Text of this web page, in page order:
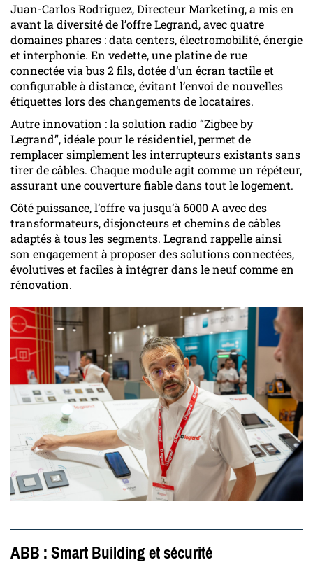
Juan-Carlos Rodriguez, Directeur Marketing, a mis en
avant la diversité de l’offre Legrand, avec quatre
domaines phares : data centers, électromobilité, énergie
et interphonie. En vedette, une platine de rue
connectée via bus 2 fils, dotée d’un écran tactile et
configurable à distance, évitant l’envoi de nouvelles
étiquettes lors des changements de locataires.
Autre innovation : la solution radio “Zigbee by
Legrand”, idéale pour le résidentiel, permet de
remplacer simplement les interrupteurs existants sans
tirer de câbles. Chaque module agit comme un répéteur,
assurant une couverture fiable dans tout le logement.
Côté puissance, l’offre va jusqu’à 6000 A avec des
transformateurs, disjoncteurs et chemins de câbles
adaptés à tous les segments. Legrand rappelle ainsi
son engagement à proposer des solutions connectées,
évolutives et faciles à intégrer dans le neuf comme en
rénovation.
ABB : Smart Building et sécurité